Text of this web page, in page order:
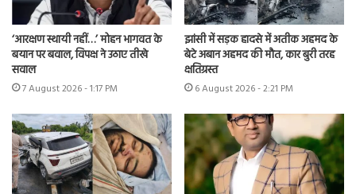
‘आरक्षण स्थायी नहीं…’ मोहन भागवत के
बयान पर बवाल, विपक्ष ने उठाए तीखे
सवाल
7 August 2026 - 1:17 PM
झांसी में सड़क हादसे में अतीक अहमद के
बेटे अबान अहमद की मौत, कार बुरी तरह
क्षतिग्रस्त
6 August 2026 - 2:21 PM